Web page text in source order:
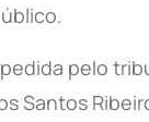
pelo
Santos